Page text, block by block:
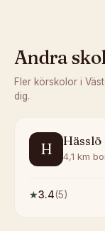
Andra
Fler körskolor i
dig.
H 4,1 km
★3.4(5)